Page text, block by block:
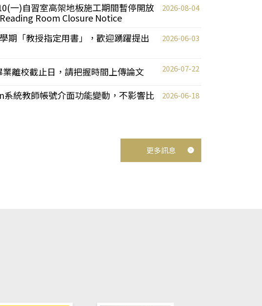
一)自習室高架地板施工期間暫停開放
Room Closure Notice
2026-08-04
期「教授指定用書」，歡迎踴躍提出
2026-06-03
離校截止日，請把握時間上傳論文 2026-07-22
統教師帳號介面功能變動，不影響比
2026-06-18
更多訊息